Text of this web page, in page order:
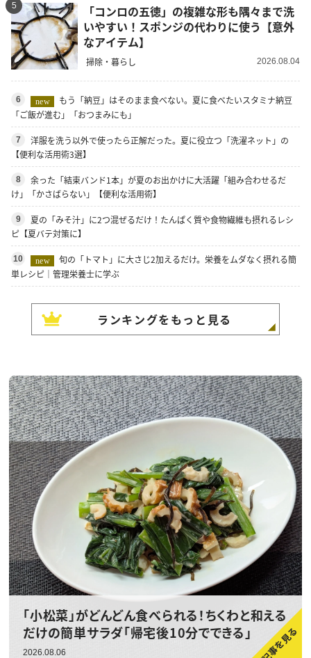
5
「コンロの五徳」の複雑な形も隅々まで洗
いやすい！スポンジの代わりに使う【意外
なアイテム】
掃除・暮らし 2026.08.04
6 new
もう「納豆」はそのまま食べない。夏に食べたいスタミナ納豆
「ご飯が進む」「おつまみにも」
7
洋服を洗う以外で使ったら正解だった。夏に役立つ「洗濯ネット」の
【便利な活用術3選】
8
余った「結束バンド1本」が夏のお出かけに大活躍「組み合わせるだ
け」「かさばらない」【便利な活用術】
9
夏の「みそ汁」に2つ混ぜるだけ！たんぱく質や食物繊維も摂れるレシ
ピ【夏バテ対策に】
10 new
旬の「トマト」に大さじ2加えるだけ。栄養をムダなく摂れる簡
単レシピ｜管理栄養士に学ぶ
ランキングをもっと見る
「小松菜」がどんどん食べられる！ちくわと和える
だけの簡単サラダ「帰宅後10分でできる」
2026.08.06